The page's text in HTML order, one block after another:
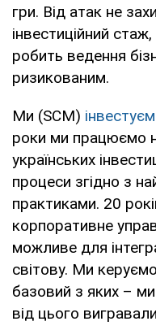
гри. Від атак не
інвестиційний
робить ведення
ризикованим.
Ми (SCM)
роки ми працюємо
українських
процеси згідно з
практиками. 20
корпоративне
можливе для
світову. Ми
базовий з яких –
від цього вигравали